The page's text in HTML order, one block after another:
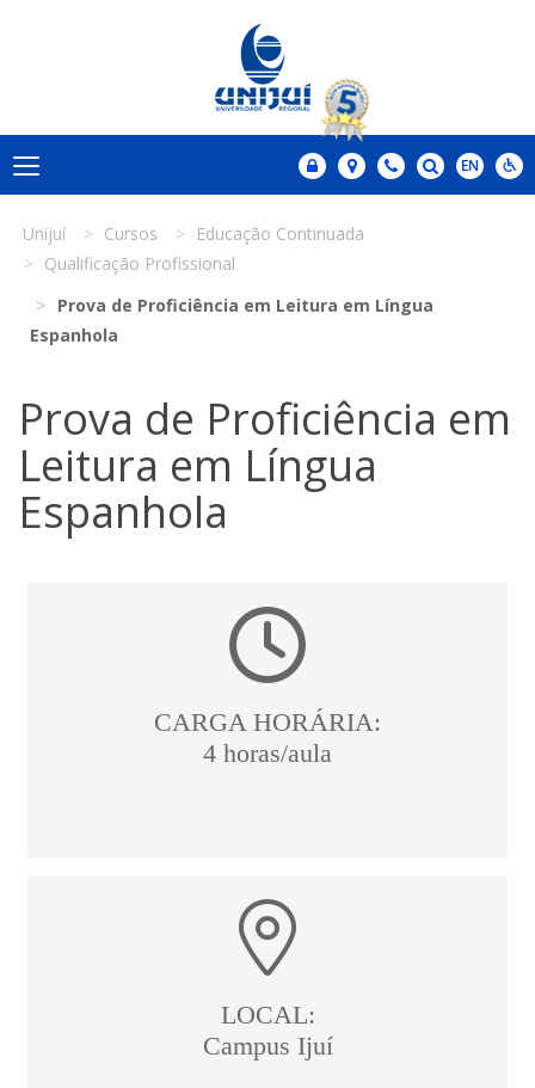
Unijuí Cursos
Educação Continuada
Qualificação Profissional
Prova de Proficiência em Leitura em Língua
Espanhola
Prova de Proficiência em
Leitura em Língua
Espanhola